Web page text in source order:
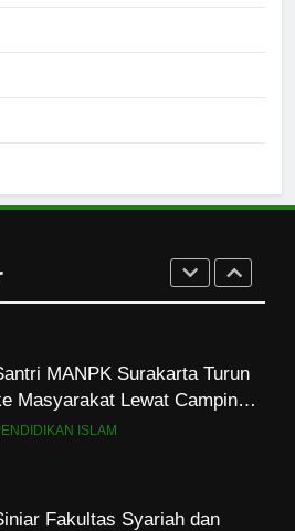
Tolak Kekerasan Seksual di
Kampus dan
ISLAM
MANPK Surakarta Turun
Masyarakat Lewat Camping
Ramadan
ISLAM
Fakultas Syariah dan